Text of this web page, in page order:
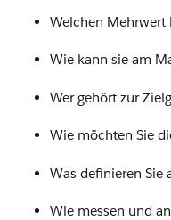
Welchen Mehrwert
Wie kann sie am
Wer gehört zur
Wie möchten Sie
Was definieren Sie
Wie messen und